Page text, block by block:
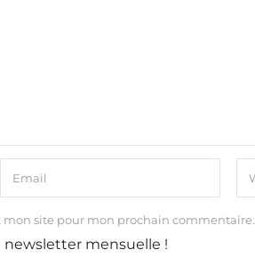
site pour mon prochain commentaire.
newsletter mensuelle !